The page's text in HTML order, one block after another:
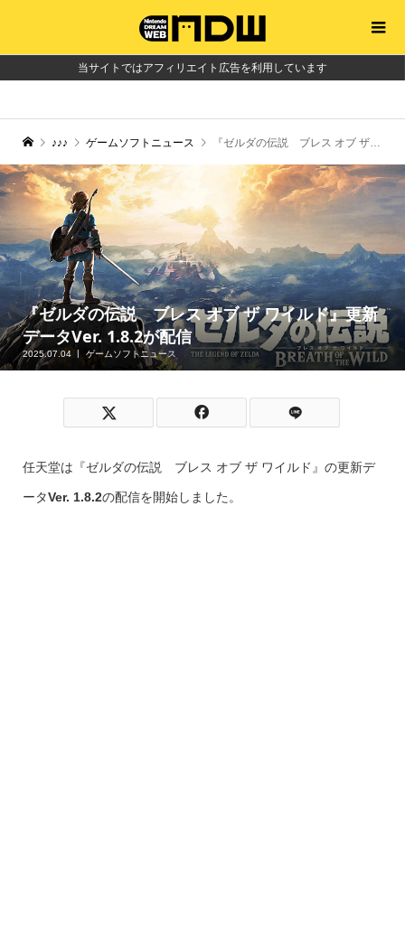
当サイトではアフィリエイト広告を利用しています
♪♪♪ ゲームソフトニュース 『ゼルダの伝説 ブレス オブ ザ ワイルド』更新データVer. 1.8.2が配信
『ゼルダの伝説 ブレス オブ ザ ワイルド』更新
データVer. 1.8.2が配信
2025.07.04 ゲームソフトニュース
任天堂は『ゼルダの伝説 ブレス オブ ザ ワイルド』の更新デ
ータVer. 1.8.2の配信を開始しました。